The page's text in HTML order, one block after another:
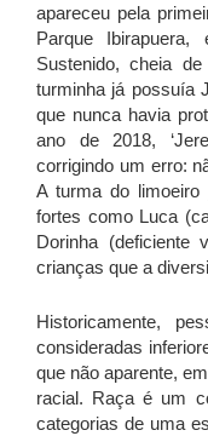
apareceu pela
Parque
Sustenido, cheia
turminha já possuía
que nunca havia
ano de 2018,
corrigindo um erro:
A turma do limoeiro
fortes como Luca
Dorinha
crianças que a
Historicamente,
consideradas
que não aparente,
racial. Raça é um
categorias de uma